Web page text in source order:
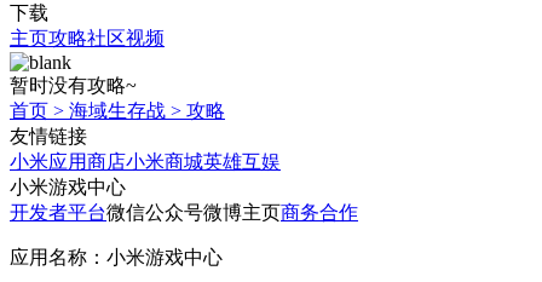
下载
主页攻略社区视频
暂时没有攻略~
首页 > 海域生存战 > 攻略
友情链接
小米应用商店小米商城英雄互娱
小米游戏中心
开发者平台微信公众号微博主页商务合作
应用名称：小米游戏中心